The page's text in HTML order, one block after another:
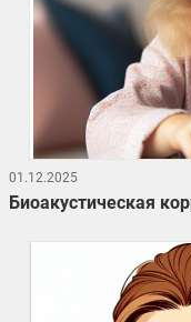
01.12.2025
Биоакустическая